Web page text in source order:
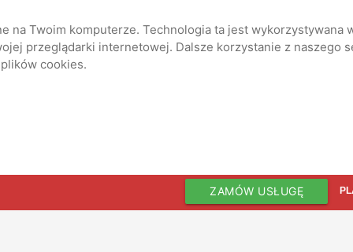
na Twoim komputerze. Technologia ta jest
przeglądarki internetowej. Dalsze korzystanie z naszego
cookies.
ZAMÓW USŁUGĘ